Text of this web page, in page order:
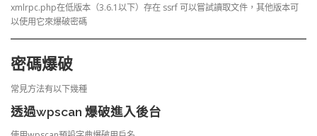
xmlrpc.php在低版本（3.6.1以下）存在 ssrf 可以嘗試讀取文件，其他版本可
以使用它來爆破密碼
密碼爆破
常見方法有以下幾種
透過wpscan 爆破進入後台